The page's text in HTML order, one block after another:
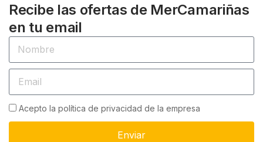
Recibe las ofertas de MerCamariñas
en tu email
Acepto la política de privacidad de la empresa
Enviar